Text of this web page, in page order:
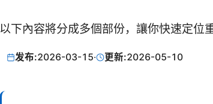
以下內容將分成多個部份，讓你快速定位重
发布:2026-03-15· 更新:2026-05-10